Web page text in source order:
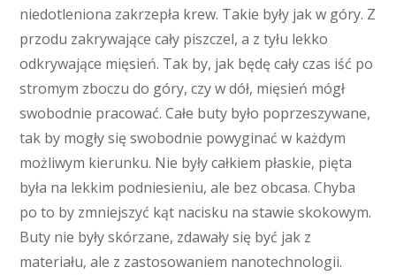
niedotleniona zakrzepła krew. Takie były jak w góry. Z
przodu zakrywające cały piszczel, a z tyłu lekko
odkrywające mięsień. Tak by, jak będę cały czas iść po
stromym zboczu do góry, czy w dół, mięsień mógł
swobodnie pracować. Całe buty było poprzeszywane,
tak by mogły się swobodnie powyginać w każdym
możliwym kierunku. Nie były całkiem płaskie, pięta
była na lekkim podniesieniu, ale bez obcasa. Chyba
po to by zmniejszyć kąt nacisku na stawie skokowym.
Buty nie były skórzane, zdawały się być jak z
materiału, ale z zastosowaniem nanotechnologii.